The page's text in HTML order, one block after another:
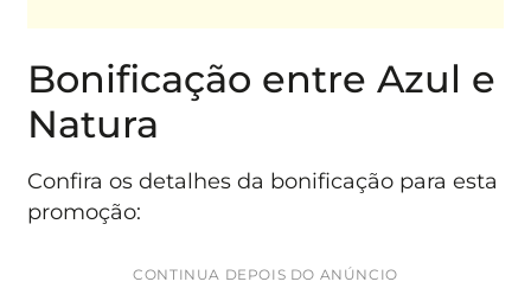
Bonificação entre Azul e
Natura
Confira os detalhes da bonificação para esta
promoção:
CONTINUA DEPOIS DO ANÚNCIO